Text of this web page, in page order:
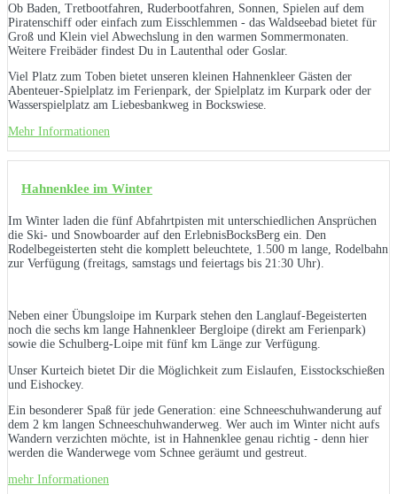
Ob Baden, Tretbootfahren, Ruderbootfahren, Sonnen, Spielen auf dem
Piratenschiff oder einfach zum Eisschlemmen - das Waldseebad bietet für
Groß und Klein viel Abwechslung in den warmen Sommermonaten.
Weitere Freibäder findest Du in Lautenthal oder Goslar.
Viel Platz zum Toben bietet unseren kleinen Hahnenkleer Gästen der
Abenteuer-Spielplatz im Ferienpark, der Spielplatz im Kurpark oder der
Wasserspielplatz am Liebesbankweg in Bockswiese.
Mehr Informationen
Hahnenklee im Winter
Im Winter laden die fünf Abfahrtpisten mit unterschiedlichen Ansprüchen
die Ski- und Snowboarder auf den ErlebnisBocksBerg ein. Den
Rodelbegeisterten steht die komplett beleuchtete, 1.500 m lange, Rodelbahn
zur Verfügung (freitags, samstags und feiertags bis 21:30 Uhr).
Neben einer Übungsloipe im Kurpark stehen den Langlauf-Begeisterten
noch die sechs km lange Hahnenkleer Bergloipe (direkt am Ferienpark)
sowie die Schulberg-Loipe mit fünf km Länge zur Verfügung.
Unser Kurteich bietet Dir die Möglichkeit zum Eislaufen, Eisstockschießen
und Eishockey.
Ein besonderer Spaß für jede Generation: eine Schneeschuhwanderung auf
dem 2 km langen Schneeschuhwanderweg. Wer auch im Winter nicht aufs
Wandern verzichten möchte, ist in Hahnenklee genau richtig - denn hier
werden die Wanderwege vom Schnee geräumt und gestreut.
mehr Informationen